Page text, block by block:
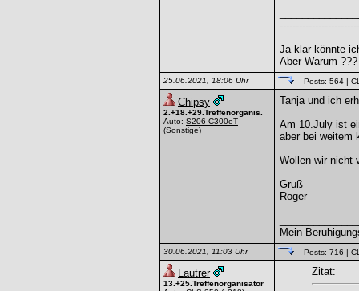
Ja klar könnte
Aber Warum ???
25.06.2021, 18:06 Uhr Posts: 564 |
Chipsy
2.+18.+29.Treffenorganis.
Auto: S206 C300eT
(Sonstige)
Tanja und ich
Am 10.July ist
aber bei weitem
Wollen wir nicht
Gruß
Roger
Mein
30.06.2021, 11:03 Uhr Posts: 716 |
Lautrer
13.+25.Treffenorganisator
Zitat: